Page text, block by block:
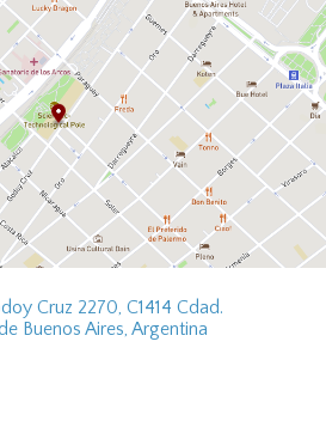
Cruz 2270, C1414 Cdad.
Buenos Aires, Argentina